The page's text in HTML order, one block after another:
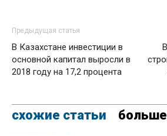
Предыдущая статья
В Казахстане инвестиции в
основной капитал выросли в
2018 году на 17,2 процента
схожие статьи больше